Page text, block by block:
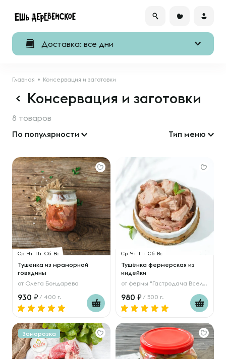
Доставка: все дни
Главная Консервация и заготовки
Консервация и заготовки
8 товаров
По популярности
Тип меню
Ср Чт Пт Сб Вс
Тушенка из мраморной
говядины
от Олега Бондарева
930 / 400 г.
Ср Чт Пт Сб Вс
Тушёнка фермерская из
индейки
от фермы "Гастродача Вселуг"
980 / 500 г.
Заморозка